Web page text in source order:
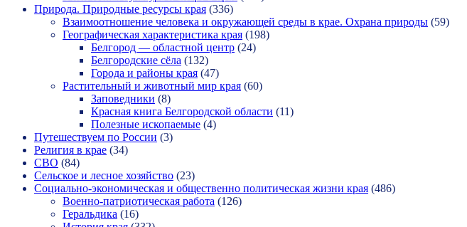
Природа. Природные ресурсы края (336)
Взаимоотношение человека и окружающей среды в крае. Охрана природы (59)
Географическая характеристика края (198)
Белгород — областной центр (24)
Белгородские сёла (132)
Города и районы края (47)
Растительный и животный мир края (60)
Заповедники (8)
Красная книга Белгородской области (11)
Полезные ископаемые (4)
Путешествуем по России (3)
Религия в крае (34)
СВО (84)
Сельское и лесное хозяйство (23)
Социально-экономическая и общественно политическая жизни края (486)
Военно-патриотическая работа (126)
Геральдика (16)